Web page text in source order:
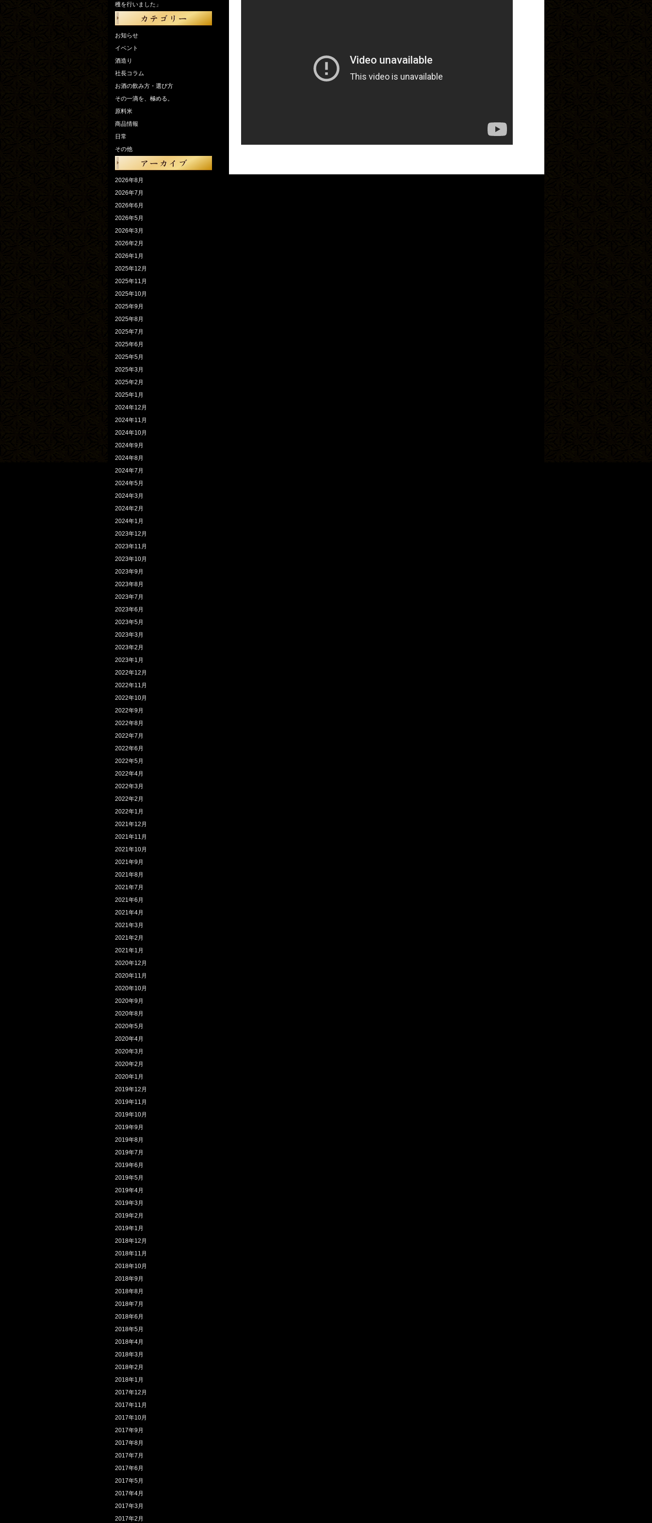
穫を行いました」
お知らせ
イベント
酒造り
社長コラム
お酒の飲み方・選び方
その一滴を、極める。
原料米
商品情報
日常
その他
2026年8月
2026年7月
2026年6月
2026年5月
2026年3月
2026年2月
2026年1月
2025年12月
2025年11月
2025年10月
2025年9月
2025年8月
2025年7月
2025年6月
2025年5月
2025年3月
2025年2月
2025年1月
2024年12月
2024年11月
2024年10月
2024年9月
2024年8月
2024年7月
2024年5月
2024年3月
2024年2月
2024年1月
2023年12月
2023年11月
2023年10月
2023年9月
2023年8月
2023年7月
2023年6月
2023年5月
2023年3月
2023年2月
2023年1月
2022年12月
2022年11月
2022年10月
2022年9月
2022年8月
2022年7月
2022年6月
2022年5月
2022年4月
2022年3月
2022年2月
2022年1月
2021年12月
2021年11月
2021年10月
2021年9月
2021年8月
2021年7月
2021年6月
2021年4月
2021年3月
2021年2月
2021年1月
2020年12月
2020年11月
2020年10月
2020年9月
2020年8月
2020年5月
2020年4月
2020年3月
2020年2月
2020年1月
2019年12月
2019年11月
2019年10月
2019年9月
2019年8月
2019年7月
2019年6月
2019年5月
2019年4月
2019年3月
2019年2月
2019年1月
2018年12月
2018年11月
2018年10月
2018年9月
2018年8月
2018年7月
2018年6月
2018年5月
2018年4月
2018年3月
2018年2月
2018年1月
2017年12月
2017年11月
2017年10月
2017年9月
2017年8月
2017年7月
2017年6月
2017年5月
2017年4月
2017年3月
2017年2月